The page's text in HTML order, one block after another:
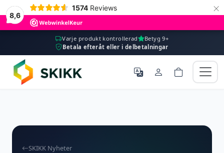
8,6
1574 Reviews ×
Varje produkt kontrollerad
Betyg 9+
Betala efteråt eller i delbetalningar
SKIKK Nyheter